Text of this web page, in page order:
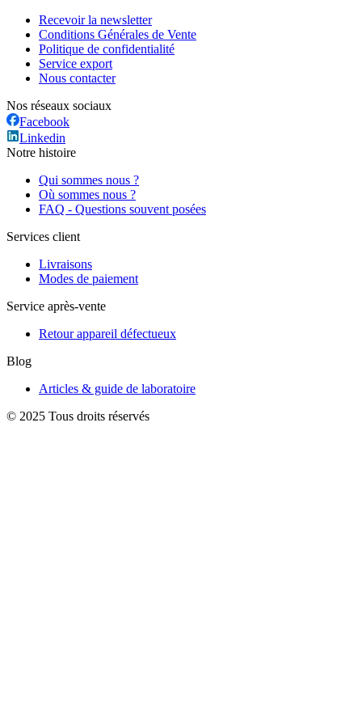
Recevoir la newsletter
Conditions Générales de Vente
Politique de confidentialité
Service export
Nous contacter
Nos réseaux sociaux
Facebook
Linkedin
Notre histoire
Qui sommes nous ?
Où sommes nous ?
FAQ - Questions souvent posées
Services client
Livraisons
Modes de paiement
Service après-vente
Retour appareil défectueux
Blog
Articles & guide de laboratoire
© 2025 Tous droits réservés